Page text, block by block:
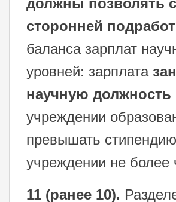
сторонней
баланса зарплат
уровней: зарплата
научную должность
учреждении
превышать
учреждении не
11 (ранее 10).